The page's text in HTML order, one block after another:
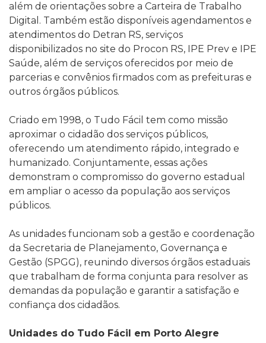
além de orientações sobre a Carteira de Trabalho
Digital. Também estão disponíveis agendamentos e
atendimentos do Detran RS, serviços
disponibilizados no site do Procon RS, IPE Prev e IPE
Saúde, além de serviços oferecidos por meio de
parcerias e convênios firmados com as prefeituras e
outros órgãos públicos.
Criado em 1998, o Tudo Fácil tem como missão
aproximar o cidadão dos serviços públicos,
oferecendo um atendimento rápido, integrado e
humanizado. Conjuntamente, essas ações
demonstram o compromisso do governo estadual
em ampliar o acesso da população aos serviços
públicos.
As unidades funcionam sob a gestão e coordenação
da Secretaria de Planejamento, Governança e
Gestão (SPGG), reunindo diversos órgãos estaduais
que trabalham de forma conjunta para resolver as
demandas da população e garantir a satisfação e
confiança dos cidadãos.
Unidades do Tudo Fácil em Porto Alegre